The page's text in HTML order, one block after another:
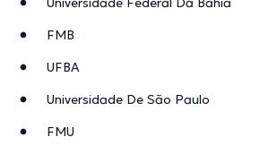
FMB
UFBA
Universidade De São Paulo
FMU